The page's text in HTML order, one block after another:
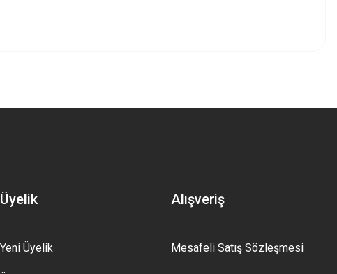
Üyelik
Yeni Üyelik
Alışveriş
Mesafeli Satış Sözleşmesi